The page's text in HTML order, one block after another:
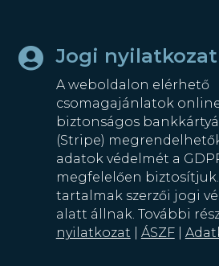
 Jogi nyilatkozat
A weboldalon elérhető
csomagajánlatok
biztonságos
(Stripe)
adatok védelmét a
megfelelően biztosítjuk.
tartalmak szerzői jogi
alatt állnak. További
nyilatkozat
ÁSZF|